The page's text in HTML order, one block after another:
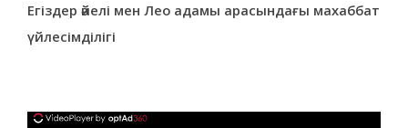
Егіздер әйелі мен Лео адамы арасындағы махаббат
үйлесімділігі